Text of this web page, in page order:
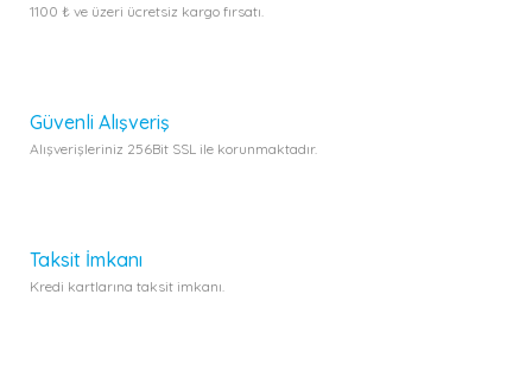
Ürün fiyatı diğer sitelerden daha pahalı.
1100 ₺ ve üzeri ücretsiz kargo fırsatı.
Güvenli Alışveriş
Alışverişleriniz 256Bit SSL ile korunmaktadır.
Taksit İmkanı
Kredi kartlarına taksit imkanı.